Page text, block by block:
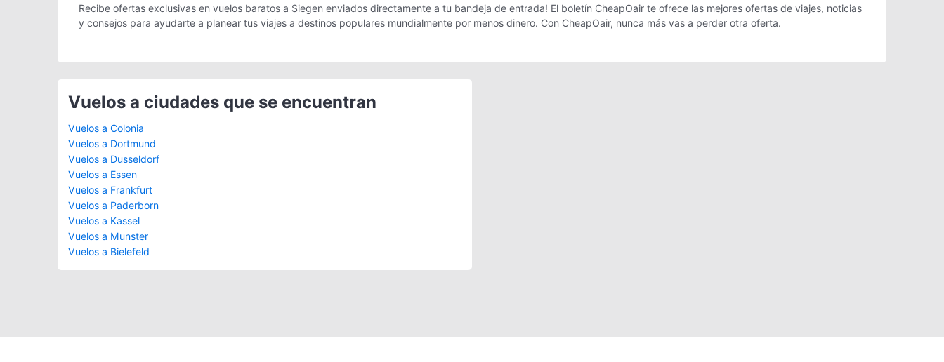
Recibe ofertas exclusivas en vuelos baratos a Siegen enviados directamente a tu bandeja de entrada! El boletín CheapOair te ofrece las mejores ofertas de viajes, noticias
y consejos para ayudarte a planear tus viajes a destinos populares mundialmente por menos dinero. Con CheapOair, nunca más vas a perder otra oferta.
Vuelos a ciudades que se encuentran
Vuelos a Colonia
Vuelos a Dortmund
Vuelos a Dusseldorf
Vuelos a Essen
Vuelos a Frankfurt
Vuelos a Paderborn
Vuelos a Kassel
Vuelos a Munster
Vuelos a Bielefeld